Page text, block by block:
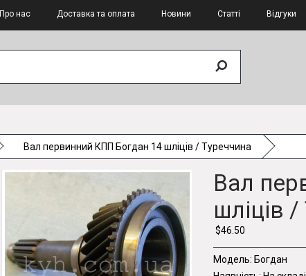
Про нас Доставка та оплата Новини Статті Відгуки
Вал первинний КПП Богдан 14 шліців / Туреччина
Вал
шліців
$46.50
Модель: Богдан